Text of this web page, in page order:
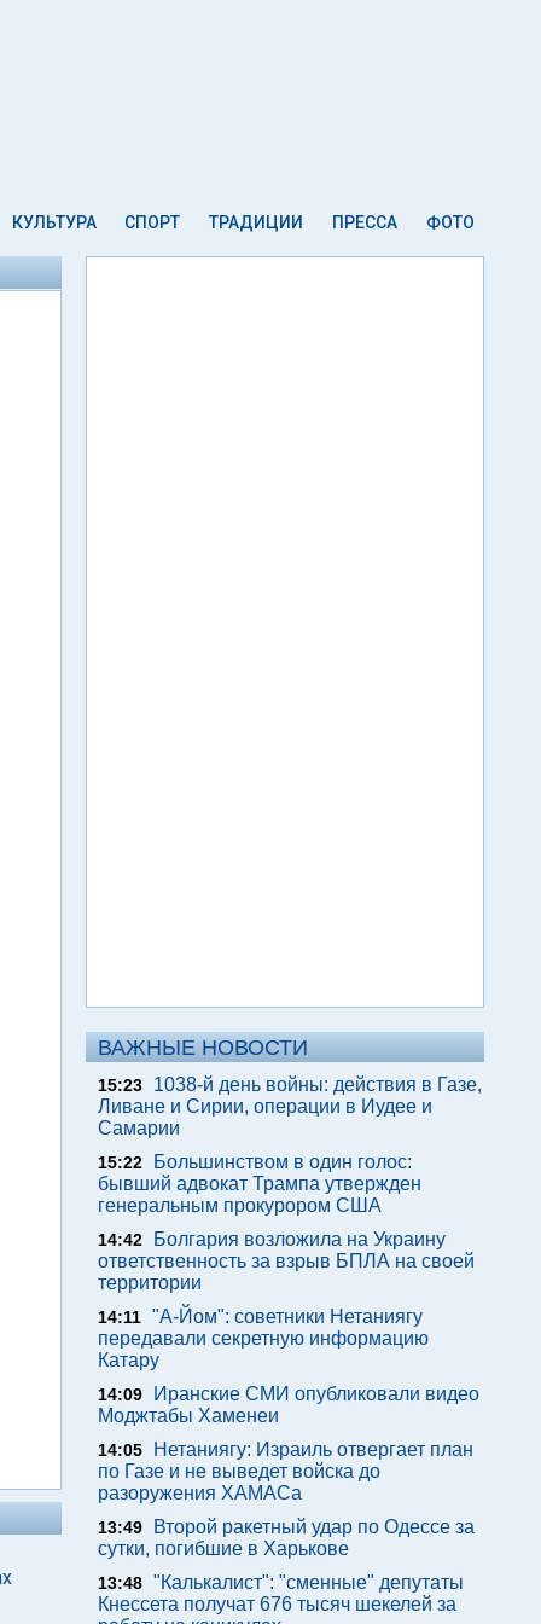
КУЛЬТУРА СПОРТ ТРАДИЦИИ ПРЕССА ФОТО
ВАЖНЫЕ НОВОСТИ
15:23
1038-й день войны: действия в Газе,
Ливане и Сирии, операции в Иудее и
Самарии
15:22
Большинством в один голос:
бывший адвокат Трампа утвержден
генеральным прокурором США
14:42
Болгария возложила на Украину
ответственность за взрыв БПЛА на своей
территории
14:11 "А-Йом": советники Нетаниягу
передавали секретную информацию
Катару
14:09
Иранские СМИ опубликовали видео
Моджтабы Хаменеи
14:05
Нетаниягу: Израиль отвергает план
по Газе и не выведет войска до
разоружения ХАМАСа
13:49
Второй ракетный удар по Одессе за
сутки, погибшие в Харькове
13:48 "Калькалист": "сменные" депутаты
Кнессета получат 676 тысяч шекелей за